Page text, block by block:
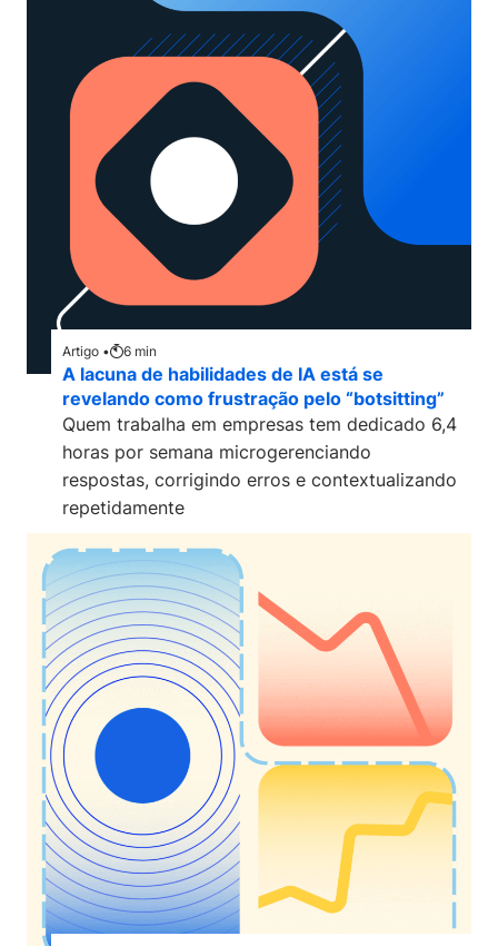
Artigo • 6 min
A lacuna de habilidades de IA está se
revelando como frustração pelo “botsitting”
Quem trabalha em empresas tem dedicado 6,4
horas por semana microgerenciando
respostas, corrigindo erros e contextualizando
repetidamente